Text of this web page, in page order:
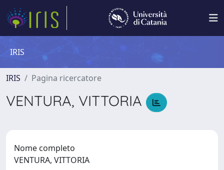
IRIS
IRIS Pagina ricercatore
VENTURA, VITTORIA
Nome completo
VENTURA, VITTORIA